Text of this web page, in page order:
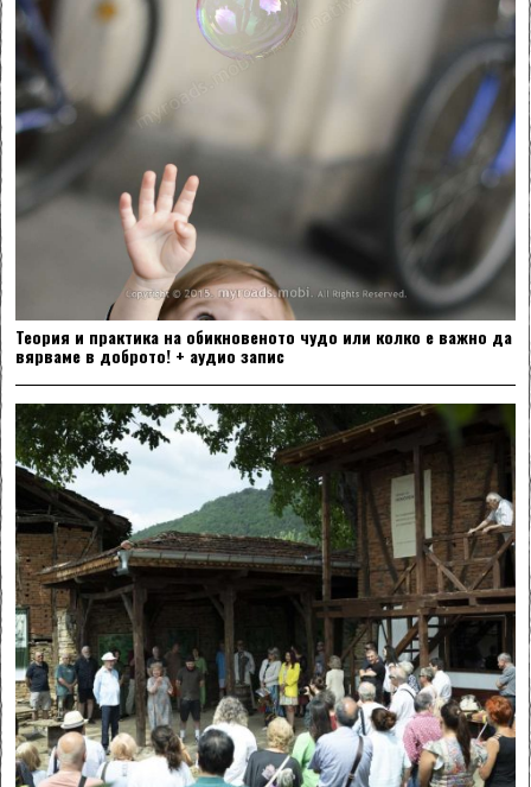
Теория и практика на обикновеното чудо или колко е важно да
вярваме в доброто! + аудио запис